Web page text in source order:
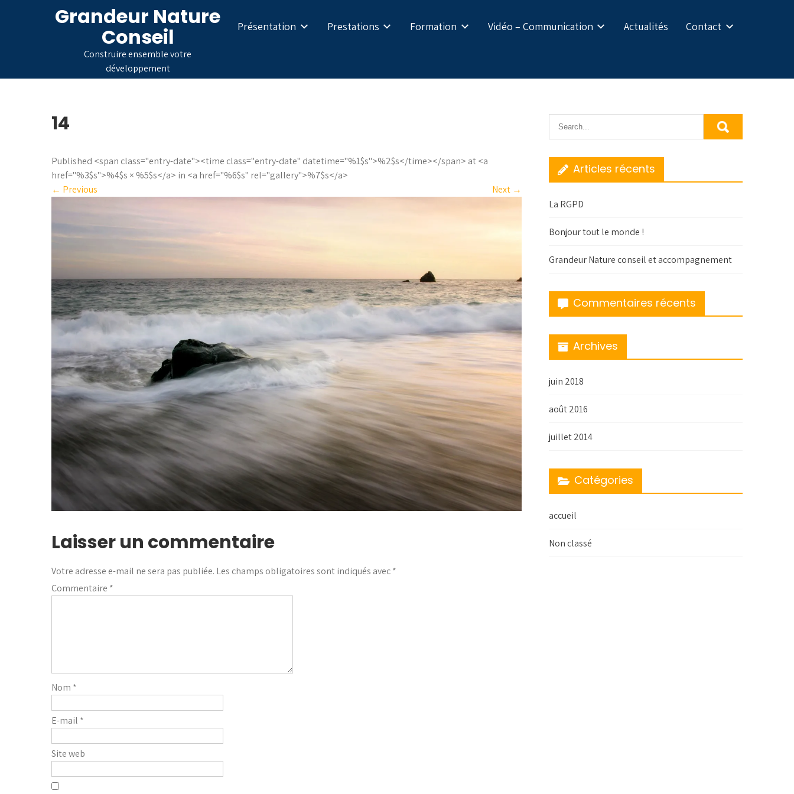
Grandeur Nature
Conseil
Construire ensemble votre
développement
Présentation Prestations Formation Vidéo – Communication Actualités Contact
14
Published <span class="entry-date"><time class="entry-date" datetime="%1$s">%2$s</time></span> at <a
href="%3$s">%4$s × %5$s</a> in <a href="%6$s" rel="gallery">%7$s</a>
← Previous Next →
Laisser un commentaire
Votre adresse e-mail ne sera pas publiée. Les champs obligatoires sont indiqués avec*
Commentaire *
Nom *
E-mail *
Site web
Articles récents
La RGPD
Bonjour tout le monde !
Grandeur Nature conseil et accompagnement
Commentaires récents
Archives
juin 2018
août 2016
juillet 2014
Catégories
accueil
Non classé